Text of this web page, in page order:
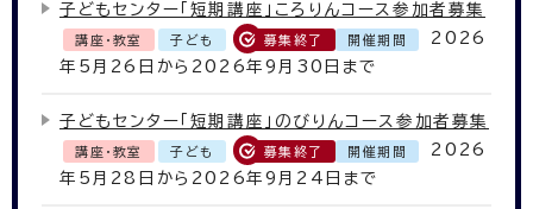
子どもセンター「短期講座」ころりんコース参加者募集
講座・教室 子ども 募集終了 開催期間
2026
年5月26日から2026年9月30日まで
子どもセンター「短期講座」のびりんコース参加者募集
講座・教室 子ども 募集終了 開催期間
2026
年5月28日から2026年9月24日まで